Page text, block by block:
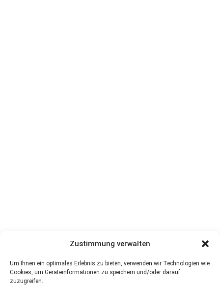
Zustimmung verwalten
Um Ihnen ein optimales Erlebnis zu bieten, verwenden wir Technologien wie
Cookies, um Geräteinformationen zu speichern und/oder darauf
zuzugreifen.